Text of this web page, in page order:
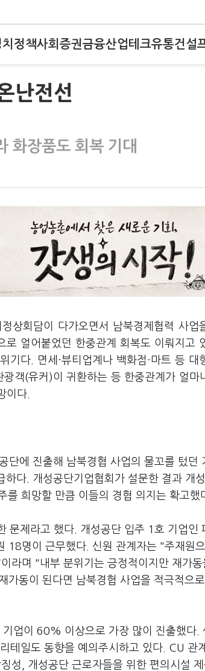
정책사회 증권금융산업테크유통건설
난전선
화장품도 회복 기대
상회담이 다가오면서 남북경제협력 사업
얼어붙었던 한중관계 회복도 이뤄지고
다. 면세·뷰티업계나 백화점·마트 등 대
객(유커)이 귀환하는 등 한중관계가 얼마
이다.
단에 진출해 남북경협 사업의 물꼬를 텄던
하다. 개성공단기업협회가 설문한 결과 개
희망할 만큼 이들의 경협 의지는 확고했
문제라고 했다. 개성공단 입주 1호 기업인
18명이 근무했다. 신원 관계자는 "주재원
라며 "내부 분위기는 긍정적이지만 재가동
가동이 된다면 남북경협 사업을 적극적으
업이 60% 이상으로 가장 많이 진출했다.
테일도 동향을 예의주시하고 있다. CU 관
성, 개성공단 근로자들을 위한 편의시설 제